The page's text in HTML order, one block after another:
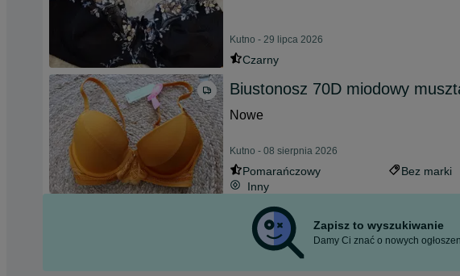
Kutno - 29 lipca 2026
Czarny
Biustonosz 70D miodowy
Nowe
Kutno - 08 sierpnia 2026
Pomarańczowy
Bez marki
Inny
Zapisz to wyszukiwanie
Damy Ci znać o nowych